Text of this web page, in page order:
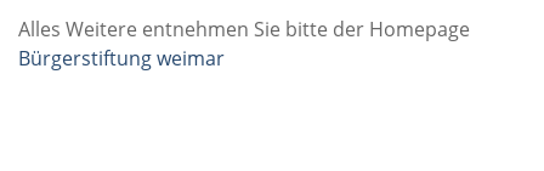
Alles Weitere entnehmen Sie bitte der Homepage
Bürgerstiftung weimar